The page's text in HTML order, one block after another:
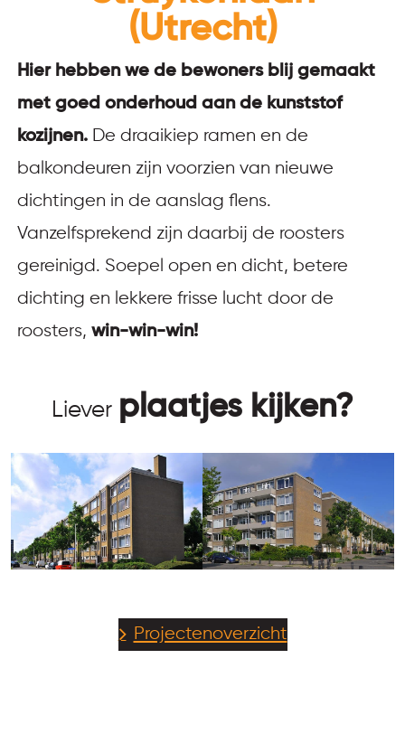
(Utrecht)
Hier hebben we de bewoners blij gemaakt
met goed onderhoud aan de kunststof
kozijnen. De draaikiep ramen en de
balkondeuren zijn voorzien van nieuwe
dichtingen in de aanslag flens.
Vanzelfsprekend zijn daarbij de roosters
gereinigd. Soepel open en dicht, betere
dichting en lekkere frisse lucht door de
roosters,win-win-win!
Liever plaatjes kijken?
Projectenoverzicht